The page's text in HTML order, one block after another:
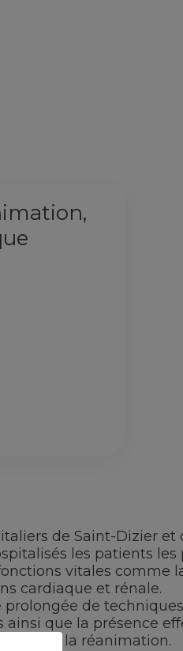
de Saint-Dizier et
les patients les
vitales comme
cardiaque et rénale.
de
ainsi que la présence
formé à la réanimation.